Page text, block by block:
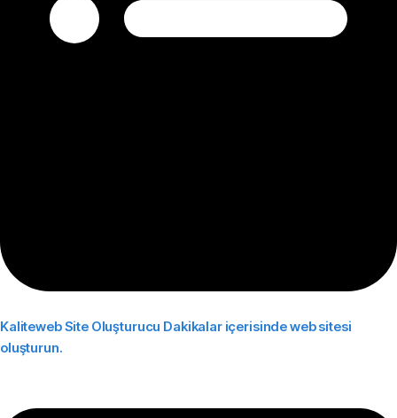
Kaliteweb Site Oluşturucu Dakikalar içerisinde web sitesi
oluşturun.